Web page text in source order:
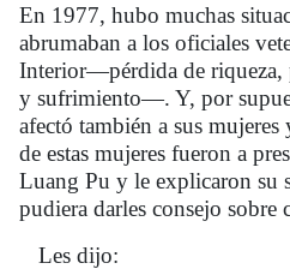
En 1977, hubo muchas
abrumaban a los oficiales
Interior—pérdida de riqueza,
y sufrimiento—. Y, por
afectó también a sus
de estas mujeres fueron a
Luang Pu y le explicaron su
pudiera darles consejo sobre
Les dijo: